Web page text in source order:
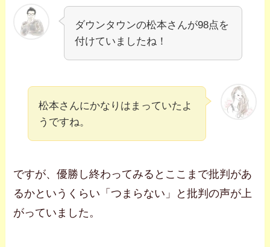
ダウンタウンの松本さんが98点を
付けていましたね！
松本さんにかなりはまっていたよ
うですね。
ですが、優勝し終わってみるとここまで批判があ
るかというくらい「つまらない」と批判の声が上
がっていました。